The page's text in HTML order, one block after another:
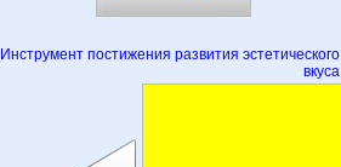
Инструмент постижения развития эстетического
вкуса